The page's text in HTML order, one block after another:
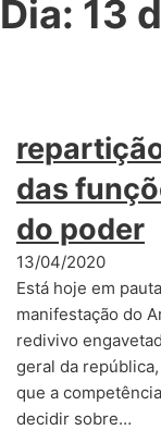
Dia: 13
das
do poder
13/04/2020
Está hoje em
manifestação do
redivivo
geral da
que a
decidir sobre…